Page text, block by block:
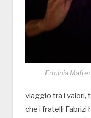
Erminia
viaggio tra i valori,
che i fratelli Fabrizi